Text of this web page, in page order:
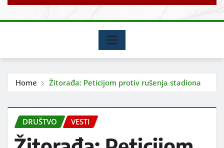
Home Žitorađa: Peticijom protiv rušenja stadiona
DRUŠTVO VESTI